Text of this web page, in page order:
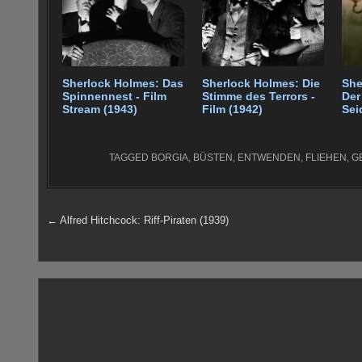
o
k
p
Sherlock Holmes: Das
Spinnennest - Film
Stream (1943)
Sherlock Holmes: Die
Stimme des Terrors -
Film (1942)
Der
TAGGED BORGIA, BÜSTEN , ENTWENDEN , FLIEHEN ,
Beitragsnavigation
← Alfred Hitchcock: Riff-Piraten (1939)